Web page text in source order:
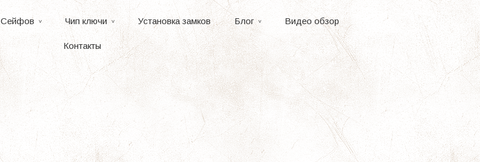
Сейфов Чип ключи Установка замков Блог Видео обзор
Контакты